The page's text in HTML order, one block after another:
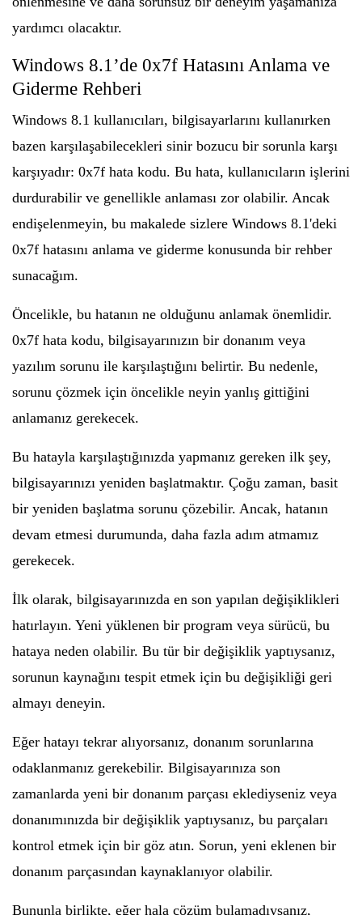
yardımcı olacaktır.
Windows 8.1’de 0x7f Hatasını Anlama ve
Giderme Rehberi
Windows 8.1 kullanıcıları, bilgisayarlarını kullanırken
bazen karşılaşabilecekleri sinir bozucu bir sorunla karşı
karşıyadır: 0x7f hata kodu. Bu hata, kullanıcıların işlerini
durdurabilir ve genellikle anlaması zor olabilir. Ancak
endişelenmeyin, bu makalede sizlere Windows 8.1'deki
0x7f hatasını anlama ve giderme konusunda bir rehber
sunacağım.
Öncelikle, bu hatanın ne olduğunu anlamak önemlidir.
0x7f hata kodu, bilgisayarınızın bir donanım veya
yazılım sorunu ile karşılaştığını belirtir. Bu nedenle,
sorunu çözmek için öncelikle neyin yanlış gittiğini
anlamanız gerekecek.
Bu hatayla karşılaştığınızda yapmanız gereken ilk şey,
bilgisayarınızı yeniden başlatmaktır. Çoğu zaman, basit
bir yeniden başlatma sorunu çözebilir. Ancak, hatanın
devam etmesi durumunda, daha fazla adım atmamız
gerekecek.
İlk olarak, bilgisayarınızda en son yapılan değişiklikleri
hatırlayın. Yeni yüklenen bir program veya sürücü, bu
hataya neden olabilir. Bu tür bir değişiklik yaptıysanız,
sorunun kaynağını tespit etmek için bu değişikliği geri
almayı deneyin.
Eğer hatayı tekrar alıyorsanız, donanım sorunlarına
odaklanmanız gerekebilir. Bilgisayarınıza son
zamanlarda yeni bir donanım parçası eklediyseniz veya
donanımınızda bir değişiklik yaptıysanız, bu parçaları
kontrol etmek için bir göz atın. Sorun, yeni eklenen bir
donanım parçasından kaynaklanıyor olabilir.
Bununla birlikte, eğer hala çözüm bulamadıysanız,